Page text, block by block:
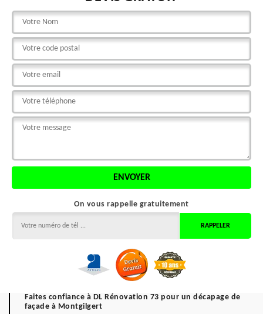
On vous rappelle gratuitement
Faites confiance à DL Rénovation 73 pour un décapage de
façade à Montgilgert